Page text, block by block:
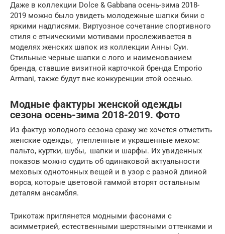
Даже в коллекции Dolce & Gabbana осень-зима 2018-
2019 можно было увидеть молодежные шапки бини с
яркими надписями. Виртуозное сочетание спортивного
стиля с этническими мотивами прослеживается в
моделях женских шапок из коллекции Анны Суи.
Стильные черные шапки с лого и наименованием
бренда, ставшие визитной карточкой бренда Emporio
Armani, также будут вне конкуренции этой осенью.
Модные фактуры женской одежды
сезона осень-зима 2018-2019. Фото
Из фактур холодного сезона сражу же хочется отметить
женские одежды, утепленные и украшенные мехом:
пальто, куртки, шубы, шапки и шарфы. Их увиденных
показов можно судить об одинаковой актуальности
меховых однотонных вещей и в узор с разной длиной
ворса, которые цветовой гаммой вторят остальным
деталям ансамбля.
Трикотаж приглянется модными фасонами с
асимметрией, естественными шерстяными оттенками и